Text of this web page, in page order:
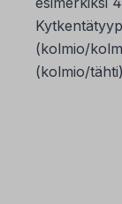
(kolmio/
(kolmio/